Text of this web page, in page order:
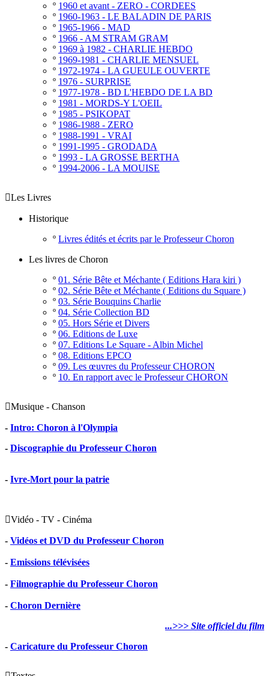
º 1960 et avant - ZERO - CORDEES
º 1960-1963 - LE BALADIN DE PARIS
º 1965-1966 - MAD
º 1966 - AM STRAM GRAM
º 1969 à 1982 - CHARLIE HEBDO
º 1969-1981 - CHARLIE MENSUEL
º 1972-1974 - LA GUEULE OUVERTE
º 1976 - SURPRISE
º 1977-1978 - BD L'HEBDO DE LA BD
º 1981 - MORDS-Y L'OEIL
º 1985 - PSIKOPAT
º 1986-1988 - ZERO
º 1988-1991 - VRAI
º 1991-1995 - GRODADA
º 1993 - LA GROSSE BERTHA
º 1994-2006 - LA MOUISE
Les Livres
Historique
º Livres édités et écrits par le Professeur Choron
Les livres de Choron
º 01. Série Bête et Méchante ( Editions Hara kiri )
º 02. Série Bête et Méchante ( Editions du Square )
º 03. Série Bouquins Charlie
º 04. Série Collection BD
º 05. Hors Série et Divers
º 06. Editions de Luxe
º 07. Editions Le Square - Albin Michel
º 08. Editions EPCO
º 09. Les œuvres du Professeur CHORON
º 10. En rapport avec le Professeur CHORON
Musique - Chanson
- Intro: Choron à l'Olympia
- Discographie du Professeur Choron
- Ivre-Mort pour la patrie
Vidéo - TV - Cinéma
- Vidéos et DVD du Professeur Choron
- Emissions télévisées
- Filmographie du Professeur Choron
- Choron Dernière
...>>> Site officiel du film
- Caricature du Professeur Choron